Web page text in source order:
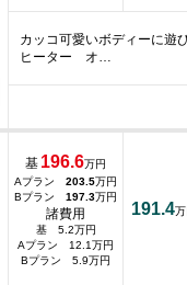
カッコ可愛いボディーに遊
ヒーター オ…
基 196.6万円
Aプラン 203.5万円
Bプラン 197.3万円
諸費用
基 5.2万円
Aプラン 12.1万円
Bプラン 5.9万円
191.4万